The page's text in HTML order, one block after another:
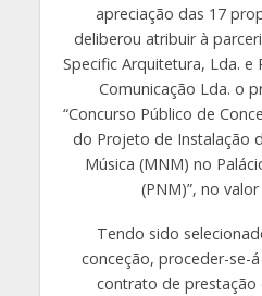
apreciação das 17
deliberou atribuir à
Specific Arquitetura, Lda. e
Comunicação Lda. o
“Concurso Público de
do Projeto de Instalação
Música (MNM) no
(PNM)”, no
Tendo sido
conceção, proceder-se-
contrato de prestação